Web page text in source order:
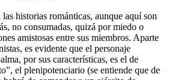
historias románticas, aunque aquí son
no consumadas, quizá por miedo o
amistosas entre sus miembros. Aparte
es evidente que el personaje
por sus características, es el de
el plenipotenciario (se entiende que de